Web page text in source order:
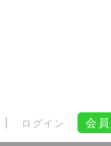
| ログイン 会